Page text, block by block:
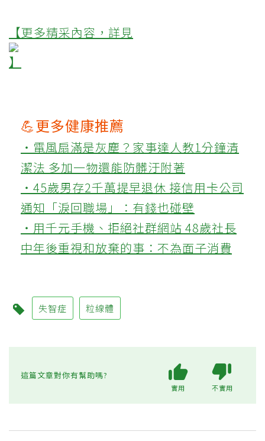
【更多精采內容，詳見
】
💪更多健康推薦
‧電風扇滿是灰塵？家事達人教1分鐘清
潔法 多加一物還能防髒汙附著
‧45歲男存2千萬提早退休 接信用卡公司
通知「淚回職場」：有錢也碰壁
‧用千元手機、拒絕社群網站 48歲社長
中年後重視和放棄的事：不為面子消費
失智症 粒線體
這篇文章對你有幫助嗎?
實用 不實用